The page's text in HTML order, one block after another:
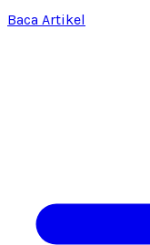
Baca Artikel